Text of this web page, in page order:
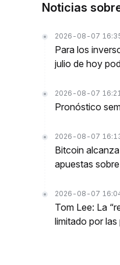
Noticias
2026-08-07
Para los
julio de hoy
2026-08-07
Pronóstico
2026-08-07
Bitcoin
apuestas
2026-08-07
Tom Lee: La
limitado por